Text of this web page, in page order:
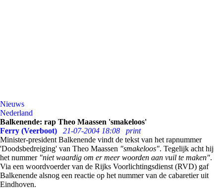
Nieuws
Nederland
Balkenende: rap Theo Maassen 'smakeloos'
Ferry (Veerboot)
21-07-2004 18:08
print
Minister-president Balkenende vindt de tekst van het rapnummer
'Doodsbedreiging' van Theo Maassen "smakeloos". Tegelijk acht hij
het nummer "niet waardig om er meer woorden aan vuil te maken".
Via een woordvoerder van de Rijks Voorlichtingsdienst (RVD) gaf
Balkenende alsnog een reactie op het nummer van de cabaretier uit
Eindhoven.